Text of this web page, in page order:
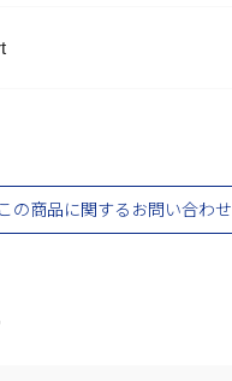
この商品に関するお問い合わせ